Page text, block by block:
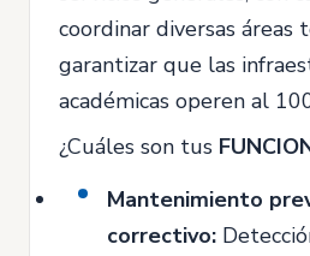
coordinar diversas áreas
garantizar que las
académicas operen al
¿Cuáles son tus
Mantenimiento
correctivo: